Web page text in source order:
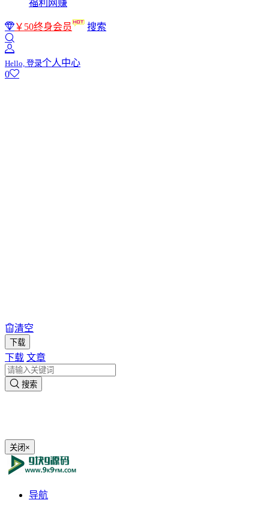
福利网赚
￥50终身会员 搜索
Hello, 登录个人中心
0
清空
下载
下载 文章
搜索
关闭 ×
导航